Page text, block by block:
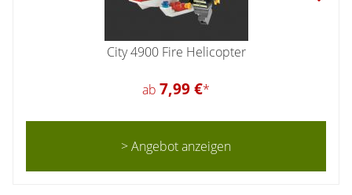
City 4900 Fire Helicopter
ab 7,99 €*
> Angebot anzeigen